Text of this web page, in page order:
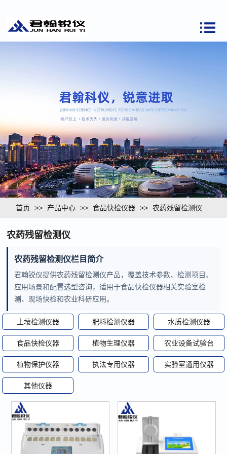
首页 >> 产品中心 >> 食品快检仪器 >> 农药残留检测仪
农药残留检测仪
农药残留检测仪栏目简介
君翰锐仪提供农药残留检测仪产品，覆盖技术参数、检测项目、
应用场景和配置选型咨询，适用于食品快检仪器相关实验室检
测、现场快检和农业科研应用。
土壤检测仪器 肥料检测仪器 水质检测仪器
食品快检仪器 植物生理仪器 农业设备试验台
植物保护仪器 执法专用仪器 实验室通用仪器
其他仪器